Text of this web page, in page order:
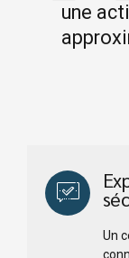
une
Un